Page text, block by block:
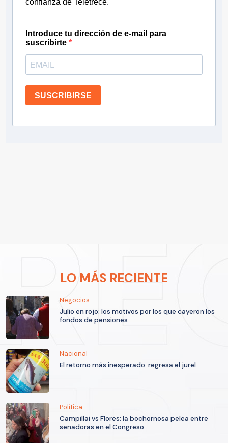
confianza de Teletrece.
Introduce tu dirección de e-mail para
suscribirte
SUSCRIBIRSE
LO MÁS RECIENTE
Negocios
Julio en rojo: los motivos por los que cayeron los
fondos de pensiones
Nacional
El retorno más inesperado: regresa el jurel
Política
Campillai vs Flores: la bochornosa pelea entre
senadoras en el Congreso